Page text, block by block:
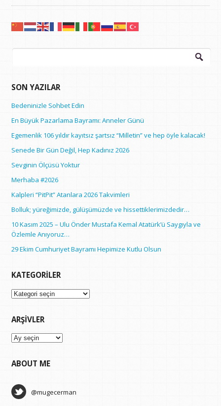
Arama:
SON YAZILAR
Bedeninizle Sohbet Edin
En Büyük Pazarlama Bayramı: Anneler Günü
Egemenlik 106 yıldır kayıtsız şartsız “Milletin” ve hep öyle kalacak!
Senede Bir Gün Değil, Hep Kadınız 2026
Sevginin Ölçüsü Yoktur
Merhaba #2026
Kalpleri “PitPit” Atanlara 2026 Takvimleri
Bolluk; yüreğimizde, gülüşümüzde ve hissettiklerimizdedir…
10 Kasım 2025 – Ulu Önder Mustafa Kemal Atatürk’ü Saygıyla ve
Özlemle Anıyoruz…
29 Ekim Cumhuriyet Bayramı Hepimize Kutlu Olsun
KATEGORILER
Kategoriler
ARŞIVLER
Arşivler
ABOUT ME
@mugecerman